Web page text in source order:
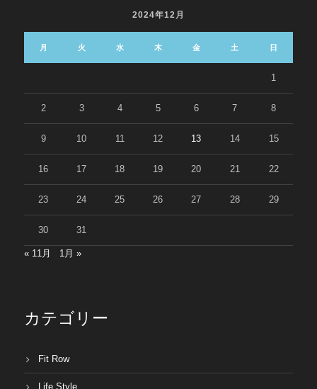
2024年12月
月 火 水 木 金 土 日
1
2 3 4 5 6 7 8
9 10 11 12 13 14 15
16 17 18 19 20 21 22
23 24 25 26 27 28 29
30 31
« 11月 1月 »
カテゴリー
Fit Row
Life Style